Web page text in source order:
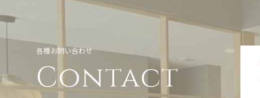
各種お問い合わせ
Contact